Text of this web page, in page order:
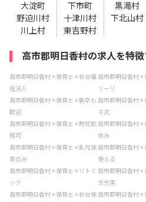
大淀町
下市町 黒滝村
野迫川村
十津川村 下北山村
川上村
東吉野村
高市郡明日香村の求人を特
高市郡明日香村 × 保育士 × 社会福
祉法人
高市郡明日香村 ×
ソーリ
高市郡明日香村 × 保育士 × 新卒も
歓迎
高市郡明日香村 ×
ネ式
高市郡明日香村 × 保育士 × 時短勤
務可
高市郡明日香村 ×
休み
高市郡明日香村 × 保育士 × 乳児保
育のみ
高市郡明日香村 ×
使える
高市郡明日香村 × 保育士 × リトミ
ック
高市郡明日香村 ×
生充実
高市郡明日香村 × 保育士 × 社会保 高市郡明日香村 ×